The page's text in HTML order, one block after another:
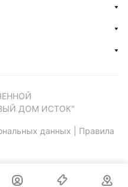
ДОМ ИСТОК"
данных
Правила